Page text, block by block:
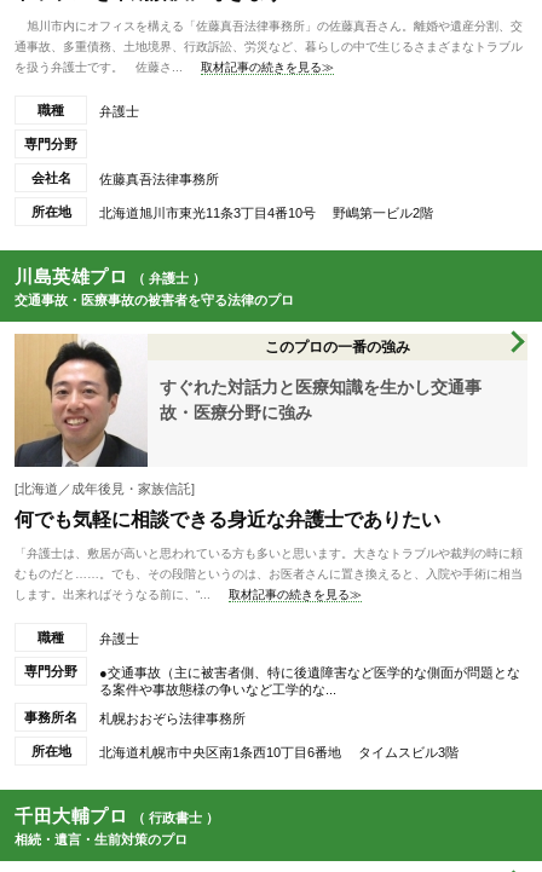
旭川市内にオフィスを構える「佐藤真吾法律事務所」の佐藤真吾さん。離婚や遺産分割、交
通事故、多重債務、土地境界、行政訴訟、労災など、暮らしの中で生じるさまざまなトラブル
を扱う弁護士です。 佐藤さ...
取材記事の続きを見る≫
職種 弁護士
専門分野
会社名 佐藤真吾法律事務所
所在地 北海道旭川市東光11条3丁目4番10号 野嶋第一ビル2階
川島英雄プロ
（ 弁護士 ）
交通事故・医療事故の被害者を守る法律のプロ
このプロの一番の強み
すぐれた対話力と医療知識を生かし交通事
故・医療分野に強み
[北海道／成年後見・家族信託]
何でも気軽に相談できる身近な弁護士でありたい
「弁護士は、敷居が高いと思われている方も多いと思います。大きなトラブルや裁判の時に頼
むものだと……。でも、その段階というのは、お医者さんに置き換えると、入院や手術に相当
します。出来ればそうなる前に、“...
取材記事の続きを見る≫
職種 弁護士
専門分野
●交通事故（主に被害者側、特に後遺障害など医学的な側面が問題とな
る案件や事故態様の争いなど工学的な...
事務所名
札幌おおぞら法律事務所
所在地 北海道札幌市中央区南1条西10丁目6番地 タイムスビル3階
千田大輔プロ
（ 行政書士 ）
相続・遺言・生前対策のプロ